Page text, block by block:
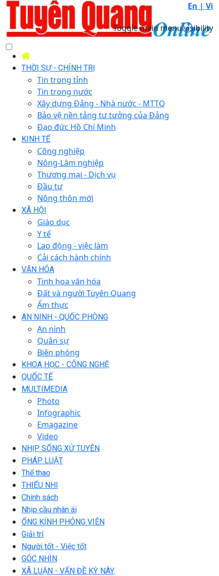
En | Vi
Toggle main menu visibility
THỜI SỰ - CHÍNH TRỊ
Tin trong tỉnh
Tin trong nước
Xây dựng Đảng - Nhà nước - MTTQ
Bảo vệ nền tảng tư tưởng của Đảng
Đạo đức Hồ Chí Minh
KINH TẾ
Công nghiệp
Nông-Lâm nghiệp
Thương mại - Dịch vụ
Đầu tư
Nông thôn mới
XÃ HỘI
Giáo dục
Y tế
Lao động - việc làm
Cải cách hành chính
VĂN HÓA
Tinh hoa văn hóa
Đất và người Tuyên Quang
Ẩm thực
AN NINH - QUỐC PHÒNG
An ninh
Quân sự
Biên phòng
KHOA HỌC - CÔNG NGHỆ
QUỐC TẾ
MULTIMEDIA
Photo
Infographic
Emagazine
Video
NHỊP SỐNG XỨ TUYÊN
PHÁP LUẬT
Thể thao
THIẾU NHI
Chính sách
Nhịp cầu nhân ái
ỐNG KÍNH PHÓNG VIÊN
Giải trí
Người tốt - Việc tốt
GÓC NHÌN
XÃ LUẬN - VẤN ĐỀ KỲ NÀY